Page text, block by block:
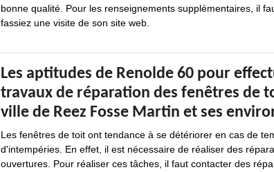
bonne qualité. Pour les renseignements supplémentaires, il
fassiez une visite de son site web.
Les aptitudes de Renolde 60 pour
travaux de réparation des fenêtres de
ville de Reez Fosse Martin et ses
Les fenêtres de toit ont tendance à se détériorer en cas de
d'intempéries. En effet, il est nécessaire de réaliser des
ouvertures. Pour réaliser ces tâches, il faut contacter des